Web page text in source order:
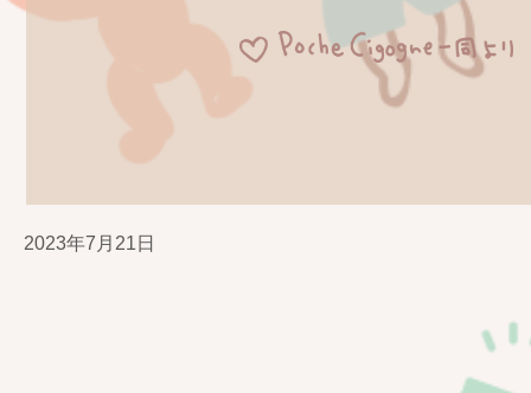
2023年7月21日